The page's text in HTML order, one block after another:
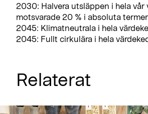
2030: Halvera utsläppen i hela vår
motsvarade 20 % i absoluta termer
2045: Klimatneutrala i hela
2045: Fullt cirkulära i hela
Relaterat